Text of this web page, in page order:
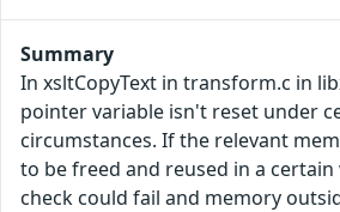
Summary
In xsltCopyText in transform.c in
pointer variable isn't reset under
circumstances. If the relevant
to be freed and reused in a certain
check could fail and memory